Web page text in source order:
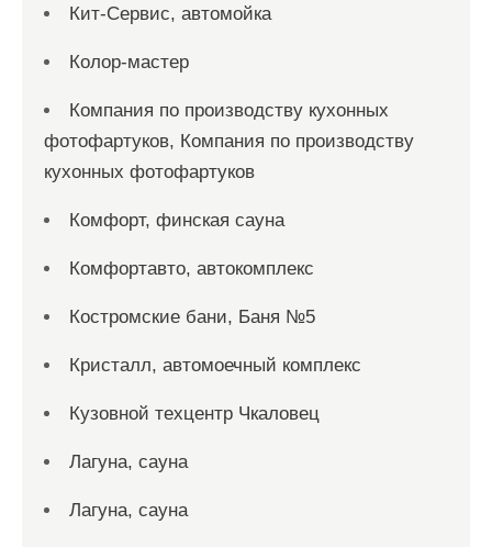
Кит-Сервис, автомойка
Колор-мастер
Компания по производству кухонных
фотофартуков, Компания по производству
кухонных фотофартуков
Комфорт, финская сауна
Комфортавто, автокомплекс
Костромские бани, Баня №5
Кристалл, автомоечный комплекс
Кузовной техцентр Чкаловец
Лагуна, сауна
Лагуна, сауна